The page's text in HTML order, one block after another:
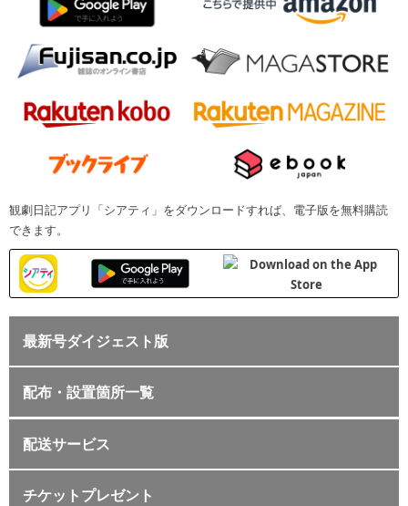
観劇日記アプリ「シアティ」をダウンロードすれば、電子版を無料購読
できます。
最新号ダイジェスト版
配布・設置箇所一覧
配送サービス
チケットプレゼント